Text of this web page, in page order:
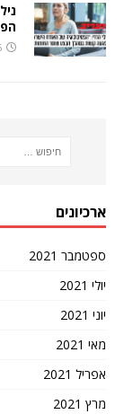
ארכיונים
ספטמבר 2021
יולי 2021
יוני 2021
מאי 2021
אפריל 2021
מרץ 2021